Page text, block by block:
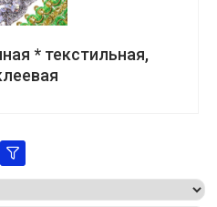
* текстильная,